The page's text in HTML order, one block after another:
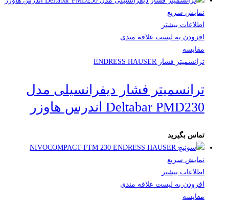
نمایش سریع
اطلاعات بیشتر
افزودن به لیست علاقه مندی
مقایسه
ترانسمیتر فشار ENDRESS HAUSER
ترانسمیتر فشار دیفرانسیلی مدل
Deltabar PMD230 اندرس هاوزر
تماس بگیرید
نمایش سریع
اطلاعات بیشتر
افزودن به لیست علاقه مندی
مقایسه